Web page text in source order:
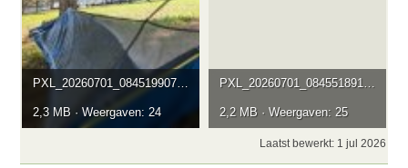
PXL_20260701_084519907.jpg
2,3 MB · Weergaven: 24
PXL_20260701_084551891.jpg
2,2 MB · Weergaven: 25
Laatst bewerkt: 1 jul 2026